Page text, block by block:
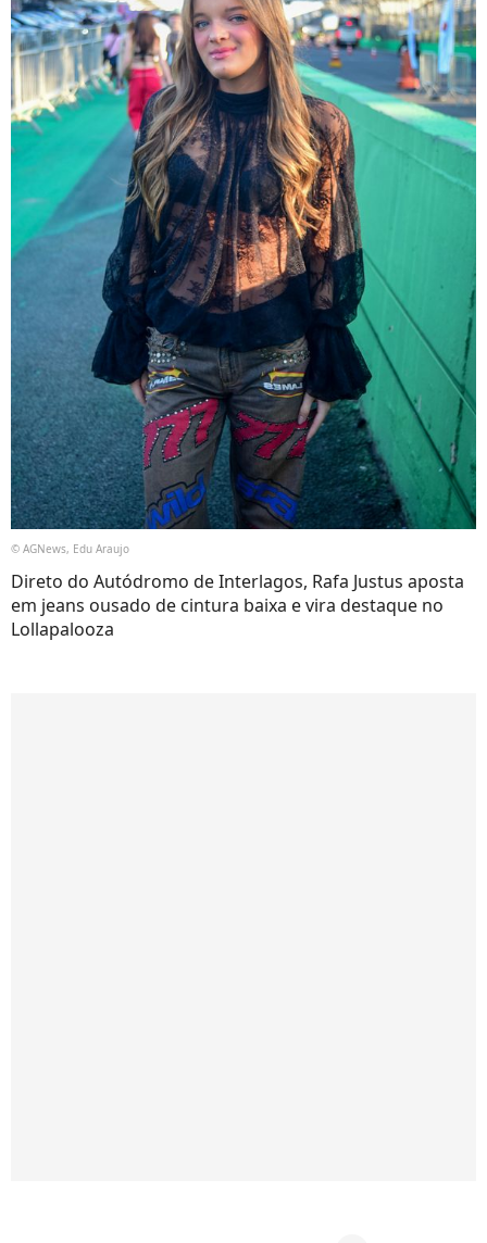
© AGNews, Edu Araujo
Direto do Autódromo de Interlagos, Rafa Justus aposta
em jeans ousado de cintura baixa e vira destaque no
Lollapalooza